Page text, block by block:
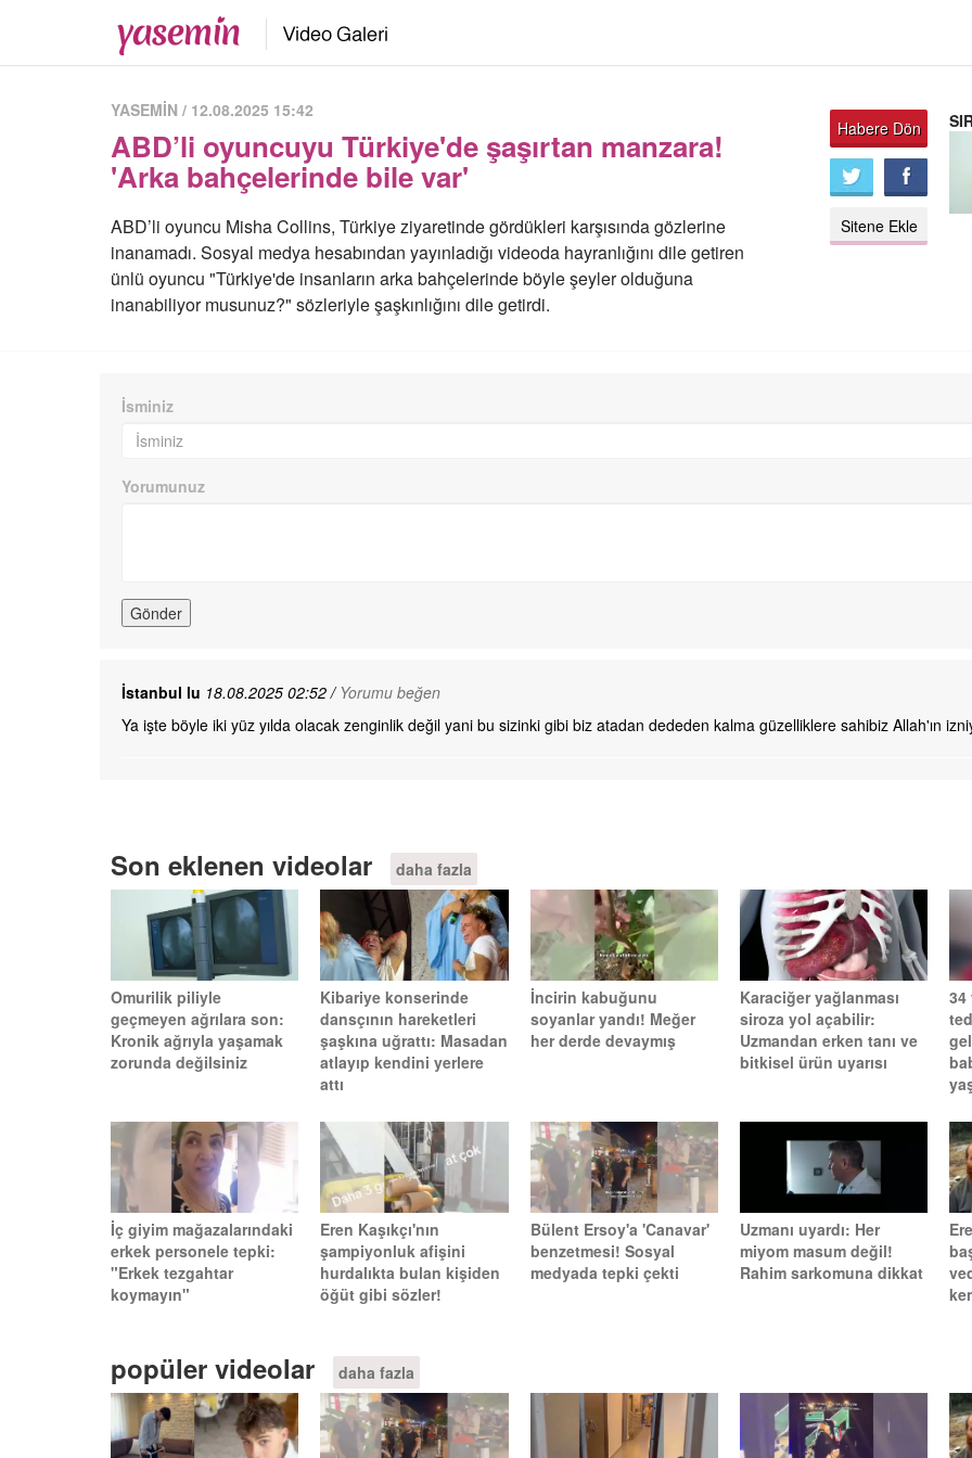
YASEMİN / 12.08.2025 15:42
ABD’li oyuncuyu Türkiye'de şaşırtan manzara!
'Arka bahçelerinde bile var'
ABD’li oyuncu Misha Collins, Türkiye ziyaretinde gördükleri karşısında gözlerine
inanamadı. Sosyal medya hesabından yayınladığı videoda hayranlığını dile getiren
ünlü oyuncu "Türkiye'de insanların arka bahçelerinde böyle şeyler olduğuna
inanabiliyor musunuz?" sözleriyle şaşkınlığını dile getirdi.
Habere Dön
Sitene Ekle
İsminiz
Yorumunuz
İstanbul lu 18.08.2025 02:52 / Yorumu beğen
Ya işte böyle iki yüz yılda olacak zenginlik değil yani bu sizinki gibi biz atadan dededen kalma güzelliklere sahibiz Allah'ın
Son eklenen videolar daha fazla
Omurilik piliyle
geçmeyen ağrılara son:
Kronik ağrıyla yaşamak
zorunda değilsiniz
Kibariye konserinde
dansçının hareketleri
şaşkına uğrattı: Masadan
atlayıp kendini yerlere
attı
İncirin kabuğunu
soyanlar yandı! Meğer
her derde devaymış
Karaciğer yağlanması
siroza yol açabilir:
Uzmandan erken tanı ve
bitkisel ürün uyarısı
34
İç giyim mağazalarındaki
erkek personele tepki:
"Erkek tezgahtar
koymayın"
Eren Kaşıkçı'nın
şampiyonluk afişini
hurdalıkta bulan kişiden
öğüt gibi sözler!
Bülent Ersoy'a 'Canavar'
benzetmesi! Sosyal
medyada tepki çekti
Uzmanı uyardı: Her
miyom masum değil!
Rahim sarkomuna dikkat
popüler videolar daha fazla